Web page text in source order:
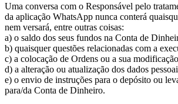
Uma conversa com o Responsável pelo
da aplicação WhatsApp nunca conterá
nem versará, entre outras coisas:
a) o saldo dos seus fundos na Conta de
b) quaisquer questões relacionadas com a
c) a colocação de Ordens ou a sua
d) a alteração ou atualização dos dados
e) o envio de instruções para o depósito ou
para/da Conta de Dinheiro.